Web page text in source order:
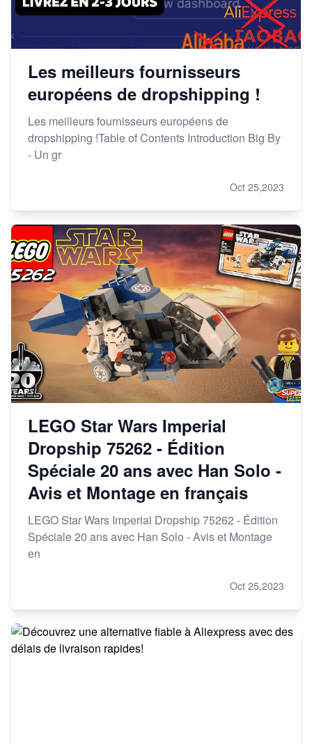
Les meilleurs fournisseurs
européens de dropshipping !
Les meilleurs fournisseurs européens de
dropshipping !Table of Contents Introduction Big By
- Un gr
Oct 25,2023
LEGO Star Wars Imperial
Dropship 75262 - Édition
Spéciale 20 ans avec Han Solo -
Avis et Montage en français
LEGO Star Wars Imperial Dropship 75262 - Édition
Spéciale 20 ans avec Han Solo - Avis et Montage
en
Oct 25,2023